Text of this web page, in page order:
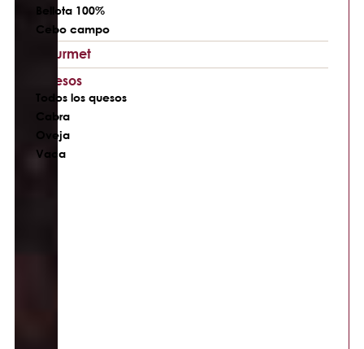
Bellota 100%
Cebo campo
Gourmet
Quesos
Todos los quesos
Cabra
Oveja
Vaca